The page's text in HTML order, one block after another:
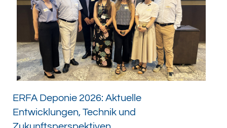
ERFA Deponie 2026: Aktuelle
Entwicklungen, Technik und